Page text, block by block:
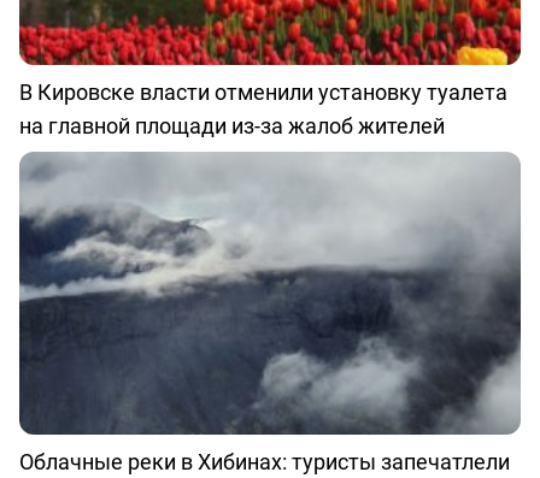
В Кировске власти отменили установку туалета
на главной площади из-за жалоб жителей
Облачные реки в Хибинах: туристы запечатлели